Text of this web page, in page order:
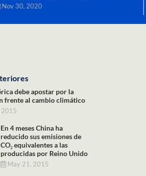
2020
debe apostar por la
frente al cambio climático
2015
En 4 meses China ha
reducido sus emisiones de
CO₂ equivalentes a las
producidas por Reino Unido
May 21, 2015